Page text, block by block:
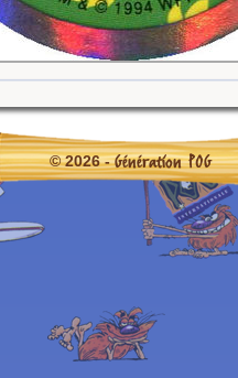
© 2026 -Génération POG